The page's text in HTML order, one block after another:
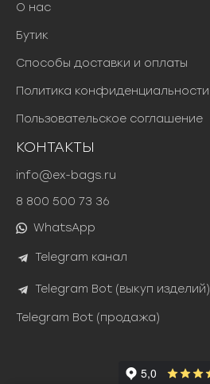
О нас
Бутик
Способы доставки и оплаты
Политика конфиденциальности
Пользовательское соглашение
КОНТАКТЫ
info@ex-bags.ru
8 800 500 73 36
WhatsApp
Telegram канал
Telegram Bot (выкуп изделий)
Telegram Bot (продажа)